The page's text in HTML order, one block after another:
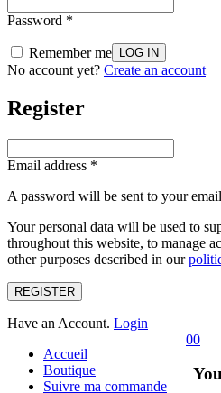
Password *
Remember me
No account yet? Create an account
Register
Email address *
A password will be sent to your
Your personal data will be used to
throughout this website, to manage
other purposes described in our
REGISTER
Have an Account. Login
0
0
Accueil
Boutique
Suivre ma commande